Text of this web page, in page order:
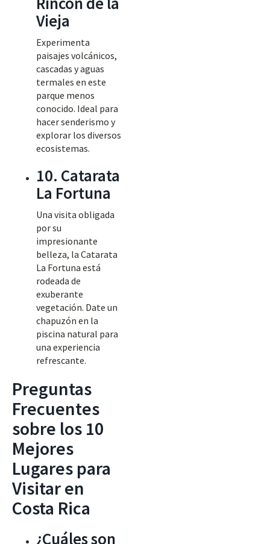
Vieja
Experimenta
paisajes volcánicos,
cascadas y aguas
termales en este
parque menos
conocido. Ideal para
hacer senderismo y
explorar los diversos
ecosistemas.
10. Catarata
La Fortuna
Una visita obligada
por su
impresionante
belleza, la Catarata
La Fortuna está
rodeada de
exuberante
vegetación. Date un
chapuzón en la
piscina natural para
una experiencia
refrescante.
Preguntas
Frecuentes
sobre los 10
Mejores
Lugares para
Visitar en
Costa Rica
¿Cuáles son